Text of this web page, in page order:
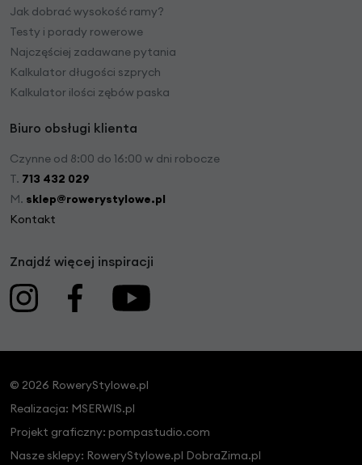
Jak dobrać wysokość ramy?
Testy i porady rowerowe
Najczęściej zadawane pytania
Kalkulator długości szprych
Kalkulator ilości zębów paska
Biuro obsługi klienta
Czynne od 8:00 do 16:00 w dni robocze
T. 713 432 029
M. sklep@rowerystylowe.pl
Kontakt
Znajdź więcej inspiracji
© 2026 RoweryStylowe.pl
Realizacja: MSERWIS.pl
Projekt graficzny: pompastudio.com
Nasze sklepy: RoweryStylowe.pl DobraZima.pl